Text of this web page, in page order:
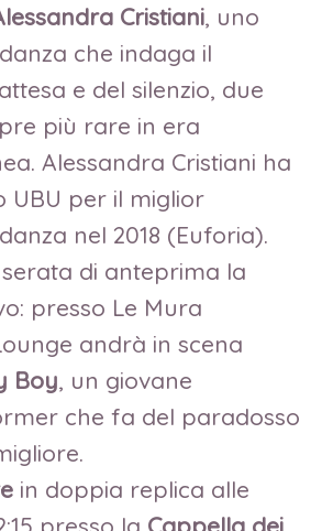
Cristiani, uno
che indaga il
e del silenzio, due
più rare in era
Alessandra Cristiani ha
UBU per il miglior
nel 2018 (Euforia).
di anteprima la
presso Le Mura
andrà in scena
Boy, un giovane
che fa del paradosso
in doppia replica alle
presso la Cappella dei